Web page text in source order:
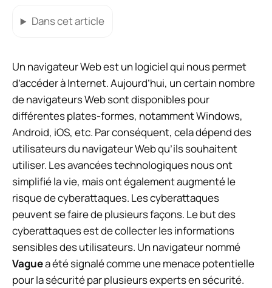
Dans cet article
Un navigateur Web est un logiciel qui nous permet
d’accéder à Internet. Aujourd’hui, un certain nombre
de navigateurs Web sont disponibles pour
différentes plates-formes, notamment Windows,
Android, iOS, etc. Par conséquent, cela dépend des
utilisateurs du navigateur Web qu’ils souhaitent
utiliser. Les avancées technologiques nous ont
simplifié la vie, mais ont également augmenté le
risque de cyberattaques. Les cyberattaques
peuvent se faire de plusieurs façons. Le but des
cyberattaques est de collecter les informations
sensibles des utilisateurs. Un navigateur nommé
Vaguea été signalé comme une menace potentielle
pour la sécurité par plusieurs experts en sécurité.